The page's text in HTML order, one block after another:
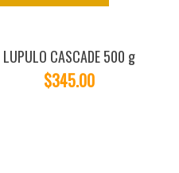
LUPULO CASCADE 500 g
$345.00